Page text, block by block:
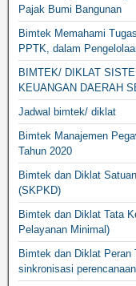
Pajak Bumi Bangunan
Bimtek Memahami
PPTK, dalam
BIMTEK/ DIKLAT
KEUANGAN DAERAH
Jadwal bimtek/ diklat
Bimtek Manajemen
Tahun 2020
Bimtek dan Diklat
(SKPKD)
Bimtek dan Diklat Tata
Pelayanan Minimal)
Bimtek dan Diklat Peran
sinkronisasi